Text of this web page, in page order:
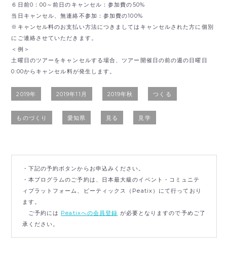
６日前0：00～前日のキャンセル：参加費の50%
当日キャンセル、無連絡不参加：参加費の100%
※キャンセル料のお支払い方法につきましてはキャンセルされた方に個別
にご連絡させていただきます。
＜例＞
土曜日のツアーをキャンセルする場合、ツアー開催日の前の週の日曜日
0:00からキャンセル料が発生します。
2019年 2019年11月 2019年秋 つくる
ものづくり 愛知県 見る 見学
・下記の予約ボタンからお申込みください。
・本プログラムのご予約は、日本最大級のイベント・コミュニテ
ィプラットフォーム、ピーティックス（Peatix）にて行っており
ます。
ご予約には Peatixへの会員登録 が必要となりますので予めご了
承ください。